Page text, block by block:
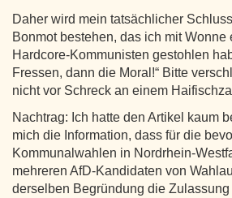
Daher wird mein tatsächlicher
Bonmot bestehen, das ich mit Wonne
Hardcore-Kommunisten gestohlen
Fressen, dann die Moral!“ Bitte
nicht vor Schreck an einem
Nachtrag: Ich hatte den Artikel kaum
mich die Information, dass für die
Kommunalwahlen in Nordrhein-
mehreren AfD-Kandidaten von
derselben Begründung die